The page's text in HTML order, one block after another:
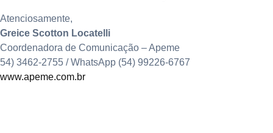
Atenciosamente,
Greice Scotton Locatelli
Coordenadora de Comunicação – Apeme
54) 3462-2755 / WhatsApp (54) 99226-6767
www.apeme.com.br